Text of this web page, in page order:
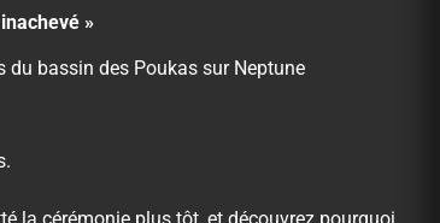
»
du bassin des Poukas sur Neptune